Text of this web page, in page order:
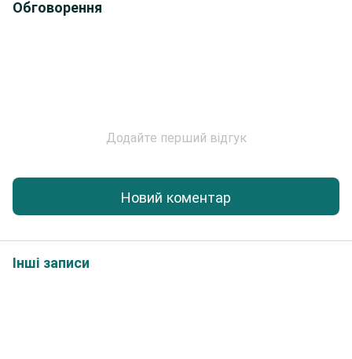
Обговорення
Додайте перший відгук
Новий коментар
Інші записи